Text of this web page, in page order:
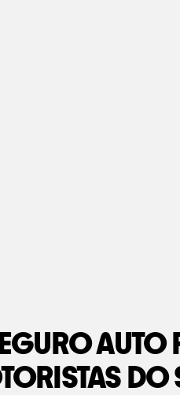
AUTO
DO